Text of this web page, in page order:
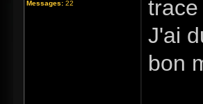
Messages: 22
J'ai
bon